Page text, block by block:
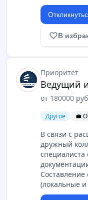
favorite_borderВ
Приоритет
Ведущий
от 180000
Другое 💼
В связи с
дружный
специалиста
(локальные